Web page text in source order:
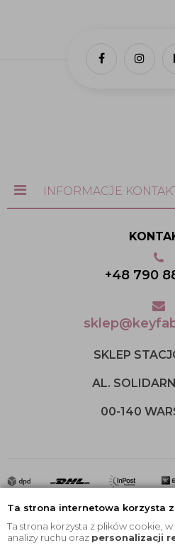
Ta strona internetowa korzysta
Ta strona korzysta z plików cookie,
analizy ruchu oraz personalizacji
INFORMACJE
+48 790
SKLEP
AL.
00-140